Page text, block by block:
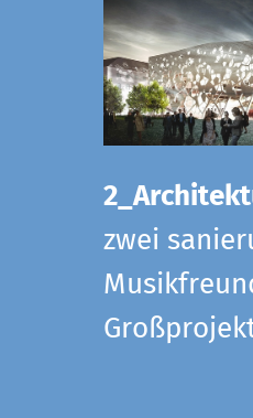
zwei